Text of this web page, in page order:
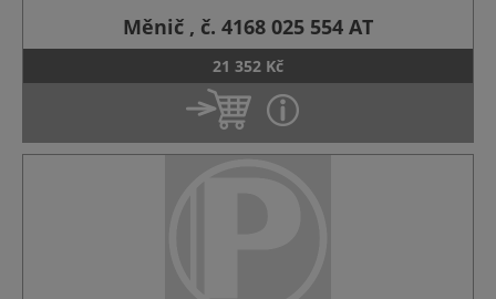
Měnič , č. 4168 025 554 AT
21 352 Kč